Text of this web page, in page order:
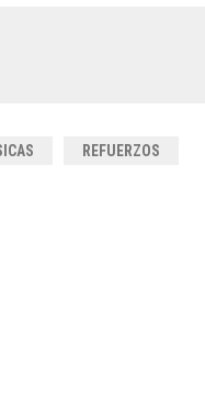
REFUERZOS